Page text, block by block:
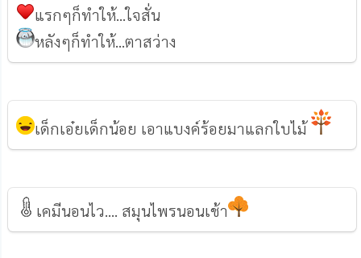
แรกๆก็ทำให้...ใจสั่น
หลังๆก็ทำให้...ตาสว่าง
เด็กเอ๋ยเด็กน้อย เอาแบงค์ร้อยมาแลกใบไม้
เคมีนอนไว.... สมุนไพรนอนเช้า